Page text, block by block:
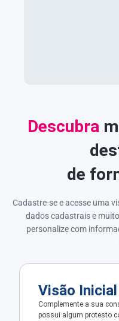
Descubra
de
Cadastre-se e acesse uma
dados cadastrais e
personalize com
Visão Inicial
Complemente a sua
possui algum protesto